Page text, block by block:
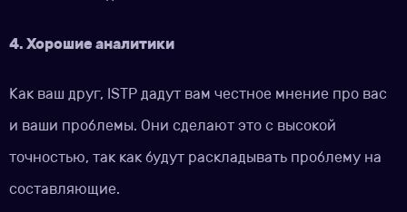
4. Хорошие аналитики
Как ваш друг, ISTP дадут вам честное мнение про вас
и ваши проблемы. Они сделают это с высокой
точностью, так как будут раcкладывать проблему на
составляющие.